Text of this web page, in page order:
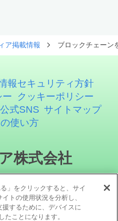
ア掲載情報 ブロックチェーン
報セキュリティ方針
ー
クッキーポリシー
公式SNS サイトマップ
使い方
株式会社
」をクリックすると、サイ
トの使用状況を分析し、
するために、デバイスに
たことになります。